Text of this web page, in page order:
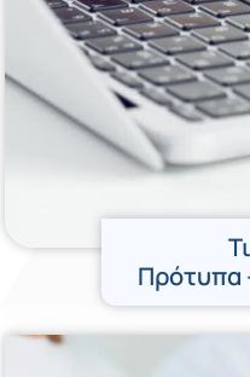
Πρότυπα